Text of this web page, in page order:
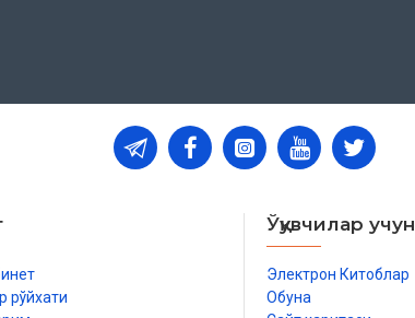
рўйхати
Ўқувчилар учун
Электрон Китоблар
Обуна